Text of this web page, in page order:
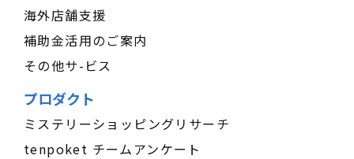
海外店舗支援
補助金活用のご案内
その他サ-ビス
プロダクト
ミステリーショッピングリサーチ
tenpoket チームアンケート